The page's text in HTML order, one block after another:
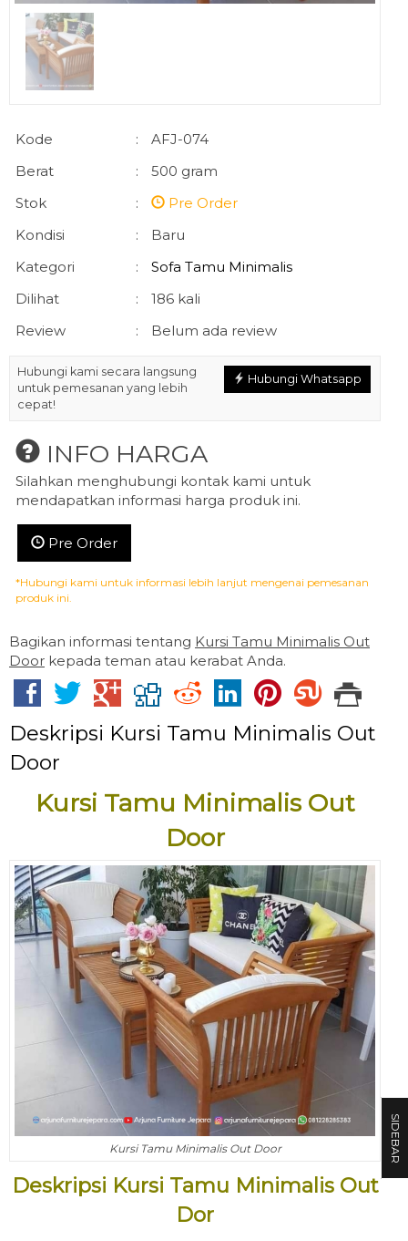
Kode :
AFJ-074
Berat
:
500 gram
Stok
:
Pre Order
Kondisi
:
Baru
Kategori
:
Sofa Tamu Minimalis
Dilihat
:
186 kali
Review
: Belum ada review
Hubungi Whatsapp
Hubungi kami secara langsung
untuk pemesanan yang lebih
cepat!
INFO HARGA
Silahkan menghubungi kontak kami untuk
mendapatkan informasi harga produk ini.
Pre Order
*Hubungi kami untuk informasi lebih lanjut mengenai pemesanan
produk ini.
Bagikan informasi tentang Kursi Tamu Minimalis Out
Door kepada teman atau kerabat Anda.
Deskripsi Kursi Tamu Minimalis Out
Door
Kursi Tamu Minimalis Out
Door
Kursi Tamu Minimalis Out Door
Deskripsi Kursi Tamu Minimalis Out
Dor
SIDEBAR